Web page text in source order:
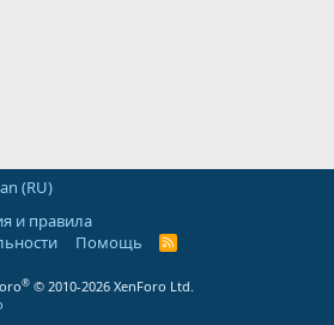
(RU)
и правила
Помощь
R
® © 2010-2026 XenForo Ltd.